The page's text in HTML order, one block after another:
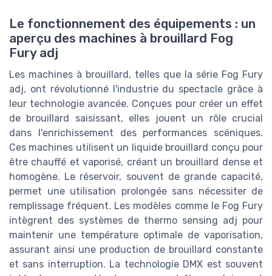
Le fonctionnement des équipements : un
aperçu des machines à brouillard Fog
Fury adj
Les machines à brouillard, telles que la série Fog Fury
adj, ont révolutionné l'industrie du spectacle grâce à
leur technologie avancée. Conçues pour créer un effet
de brouillard saisissant, elles jouent un rôle crucial
dans l'enrichissement des performances scéniques.
Ces machines utilisent un liquide brouillard conçu pour
être chauffé et vaporisé, créant un brouillard dense et
homogène. Le réservoir, souvent de grande capacité,
permet une utilisation prolongée sans nécessiter de
remplissage fréquent. Les modèles comme le Fog Fury
intègrent des systèmes de thermo sensing adj pour
maintenir une température optimale de vaporisation,
assurant ainsi une production de brouillard constante
et sans interruption. La technologie DMX est souvent